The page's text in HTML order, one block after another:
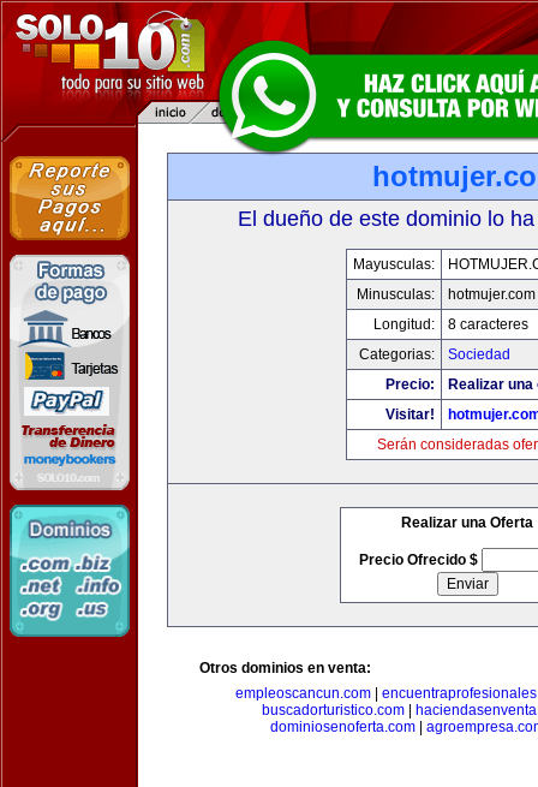
El dueño de este dominio lo
Mayusculas:
Minusculas:
hotmujer.com
Longitud:
8 caracteres
Categorias:
Sociedad
Precio:
Realizar
Visitar!
Serán consideradas
Realizar una Oferta
Precio Ofrecido $
Otros dominios en venta:
empleoscancun.com
buscadorturistico.com|
dominiosenoferta.com